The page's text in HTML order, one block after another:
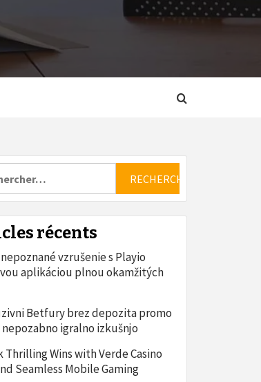
récents
vzrušenie s Playio
aplikáciou plnou okamžitých
Betfury brez depozita promo
nepozabno igralno izkušnjo
Thrilling Wins with Verde Casino
Seamless Mobile Gaming